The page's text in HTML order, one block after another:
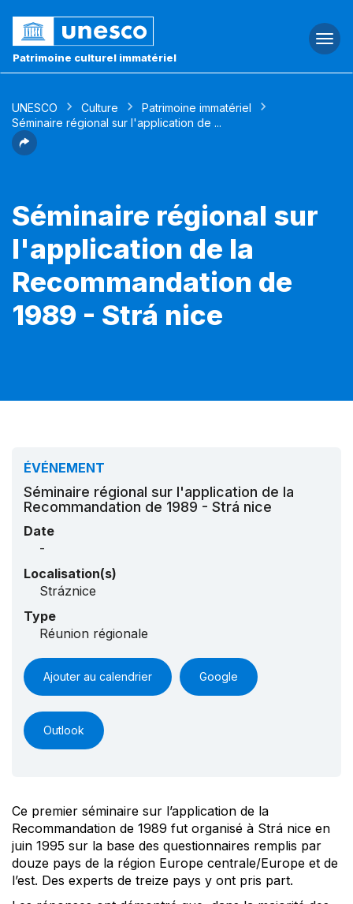
Patrimoine culturel immatériel
UNESCO Culture
Patrimoine immatériel
Séminaire régional sur l'application de ...
Séminaire régional sur
l'application de la
Recommandation de
1989 - Strá nice
ÉVÉNEMENT
Séminaire régional sur l'application de la
Recommandation de 1989 - Strá nice
Date
-
Localisation(s)
Stráznice
Type
Réunion régionale
Ajouter au calendrier Google
Outlook
Ce premier séminaire sur l’application de la
Recommandation de 1989 fut organisé à Strá nice en
juin 1995 sur la base des questionnaires remplis par
douze pays de la région Europe centrale/Europe et de
l’est. Des experts de treize pays y ont pris part.